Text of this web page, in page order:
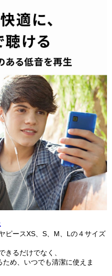
ピースXS、S、M、Lの４サイズ
きるだけでなく、
め、いつでも清潔に使えま